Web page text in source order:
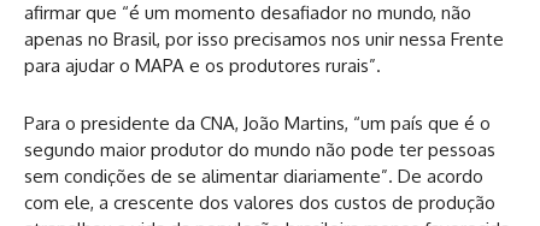
afirmar que “é um momento desafiador no mundo, não
apenas no Brasil, por isso precisamos nos unir nessa Frente
para ajudar o MAPA e os produtores rurais”.
Para o presidente da CNA, João Martins, “um país que é o
segundo maior produtor do mundo não pode ter pessoas
sem condições de se alimentar diariamente”. De acordo
com ele, a crescente dos valores dos custos de produção